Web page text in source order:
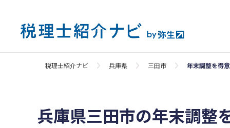
税理士紹介ナビ 兵庫県 三田市 年末調整を得
兵庫県三田市の年末調整